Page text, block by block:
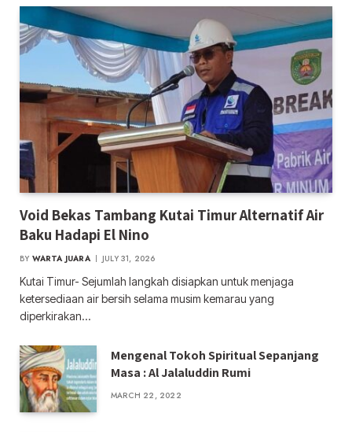
Void Bekas Tambang Kutai Timur Alternatif Air
Baku Hadapi El Nino
BY WARTA JUARA JULY 31, 2026
Kutai Timur- Sejumlah langkah disiapkan untuk menjaga
ketersediaan air bersih selama musim kemarau yang
diperkirakan…
Mengenal Tokoh Spiritual Sepanjang
Masa : Al Jalaluddin Rumi
MARCH 22, 2022